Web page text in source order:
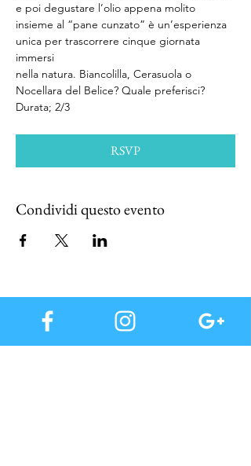
e poi degustare l’olio appena molito
insieme al “pane cunzato” è un’esperienza
unica per trascorrere cinque giornata
immersi
nella natura. Biancolilla, Cerasuola o
Nocellara del Belice? Quale preferisci?
Durata; 2/3
RSVP
Condividi questo evento